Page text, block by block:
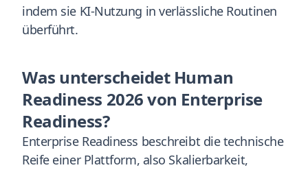
indem sie KI-Nutzung in verlässliche Routinen
überführt.
Was unterscheidet Human
Readiness 2026 von Enterprise
Readiness?
Enterprise Readiness beschreibt die technische
Reife einer Plattform, also Skalierbarkeit,